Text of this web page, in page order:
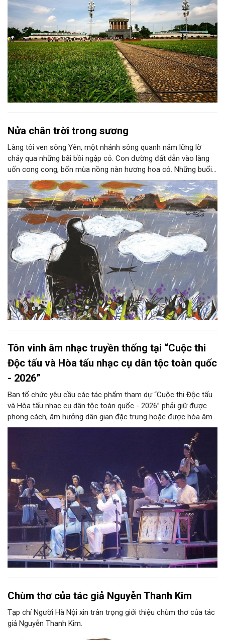
Nửa chân trời trong sương
Làng tôi ven sông Yên, một nhánh sông quanh năm lững lờ
chảy qua những bãi bồi ngập cỏ. Con đường đất dẫn vào làng
uốn cong cong, bốn mùa nồng nàn hương hoa cỏ. Những buổi
hoàng hôn, khi nắng đã dịu xuống phía cuối sông, đám hoa tím
lại thẫm màu như có ai vừa rắc lên một lớp khói.
Tôn vinh âm nhạc truyền thống tại “Cuộc thi
Độc tấu và Hòa tấu nhạc cụ dân tộc toàn quốc
- 2026”
Ban tổ chức yêu cầu các tác phẩm tham dự “Cuộc thi Độc tấu
và Hòa tấu nhạc cụ dân tộc toàn quốc - 2026” phải giữ được
phong cách, âm hưởng dân gian đặc trưng hoặc được hòa âm,
phối khí mới trên nền tảng làn điệu âm nhạc truyền thống Việt
Nam, đồng thời phải được trình diễn trực tiếp bằng nhạc cụ dân
Chùm thơ của tác giả Nguyễn Thanh Kim
Tạp chí Người Hà Nội xin trân trọng giới thiệu chùm thơ của tác
giả Nguyễn Thanh Kim.